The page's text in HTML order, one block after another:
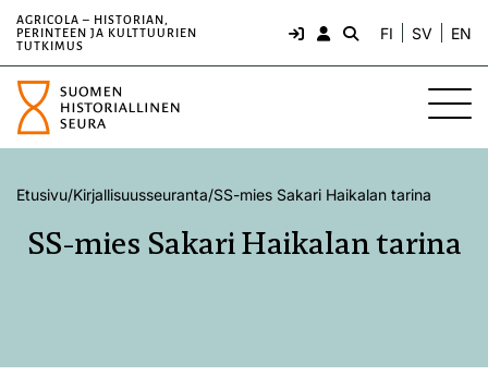
AGRICOLA – HISTORIAN,
PERINTEEN JA KULTTUURIEN
TUTKIMUS
FI SV EN
Etusivu/Kirjallisuusseuranta/SS-mies Sakari Haikalan tarina
SS-mies Sakari Haikalan tarina